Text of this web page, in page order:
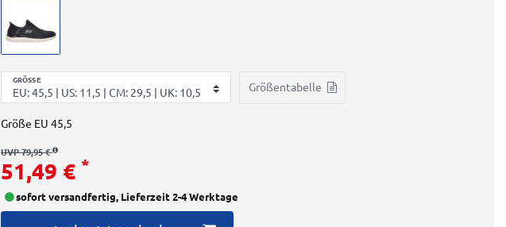
GRÖSSE
Größentabelle
Größe EU 45,5
UVP 79,95 €
51,49 € *
sofort versandfertig, Lieferzeit 2-4 Werktage